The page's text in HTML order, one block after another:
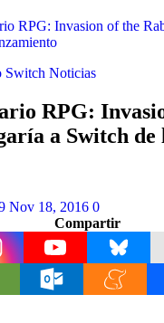
RPG: Invasion of the
Switch Noticias
RPG:
a Switch de
Nov 18, 2016 0
Compartir